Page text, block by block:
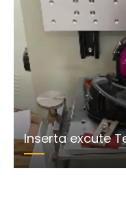
Inserta excute